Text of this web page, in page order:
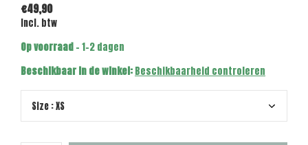
€49,90
Incl. btw
Op voorraad- 1-2 dagen
Beschikbaar in de winkel:Beschikbaarheid controleren